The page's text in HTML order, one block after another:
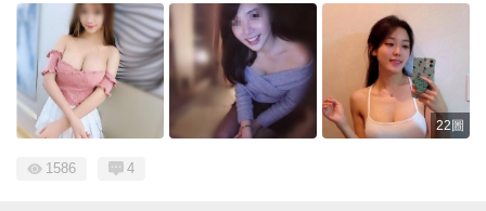
22圖
1586 4